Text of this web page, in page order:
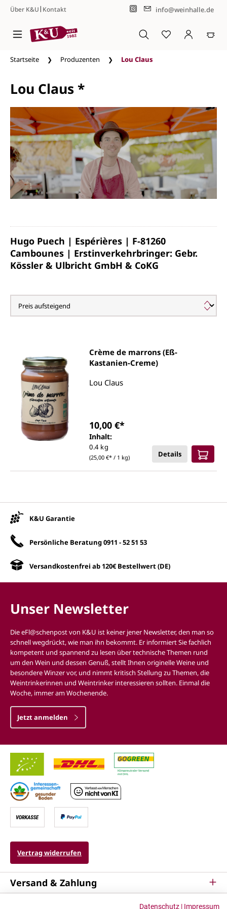
Zum Hauptinhalt springen
Über K&U| Kontakt info@weinhalle.de
Startseite Produzenten Lou Claus
Lou Claus *
Hugo Puech | Espérières | F-81260
Cambounes | Erstinverkehrbringer: Gebr.
Kössler & Ulbricht GmbH & CoKG
Lou Claus
Crème de marrons (Eß-
Kastanien-Creme)
Lou Claus
Inhalt:
0.4 kg
(25,00 €* / 1 kg)
10,00 €*
Details
K&U Garantie
Persönliche Beratung0911 - 52 51 53
Versandkostenfrei ab 120€ Bestellwert (DE)
Unser Newsletter
Die eFl@schenpost von K&U ist keiner jener Newsletter, den man so
schnell wegdrückt, wie man ihn bekommt. Er informiert Sie fachlich
kompetent und spannend zu lesen über technische Themen rund
um den Wein und dessen Genuß, stellt Ihnen originelle Weine und
besondere Winzer vor, und nimmt kritisch Stellung zu Themen, die
Weintrinkerinnen und Weintrinker interessieren sollten. Einmal die
Woche, immer am Wochenende.
Jetzt anmelden
Vertrag widerrufen
Versand & Zahlung
Datenschutz | Impressum